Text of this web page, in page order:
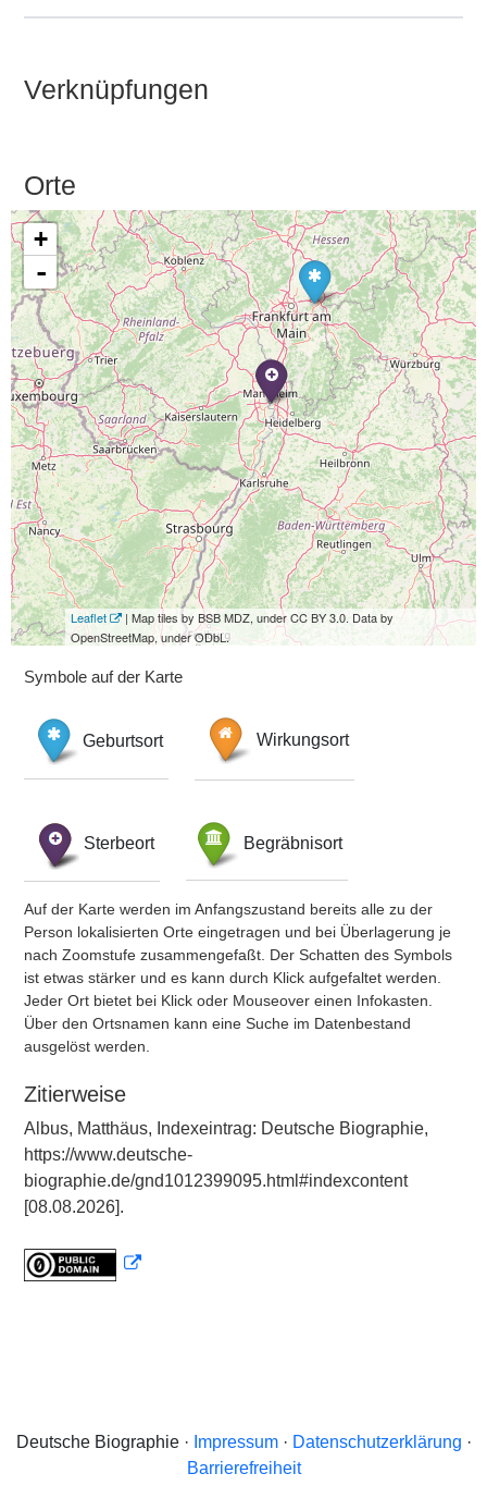
Verknüpfungen
Orte
+
-
Leaflet
| Map tiles by BSB MDZ, under CC BY 3.0. Data by
OpenStreetMap, under ODbL.
Symbole auf der Karte
Geburtsort Wirkungsort
Sterbeort Begräbnisort
Auf der Karte werden im Anfangszustand bereits alle zu der
Person lokalisierten Orte eingetragen und bei Überlagerung je
nach Zoomstufe zusammengefaßt. Der Schatten des Symbols
ist etwas stärker und es kann durch Klick aufgefaltet werden.
Jeder Ort bietet bei Klick oder Mouseover einen Infokasten.
Über den Ortsnamen kann eine Suche im Datenbestand
ausgelöst werden.
Zitierweise
Albus, Matthäus, Indexeintrag: Deutsche Biographie,
https://www.deutsche-
biographie.de/gnd1012399095.html#indexcontent
[08.08.2026].
Deutsche Biographie · Impressum· Datenschutzerklärung ·
Barrierefreiheit